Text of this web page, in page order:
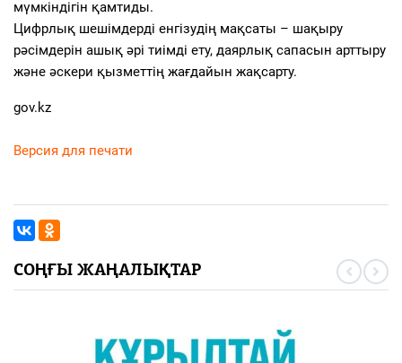
мүмкіндігін қамтиды.
Цифрлық шешімдерді енгізудің мақсаты – шақыру
рәсімдерін ашық әрі тиімді ету, даярлық сапасын арттыру
және әскери қызметтің жағдайын жақсарту.
gov.kz
Версия для печати
СОҢҒЫ ЖАҢАЛЫҚТАР